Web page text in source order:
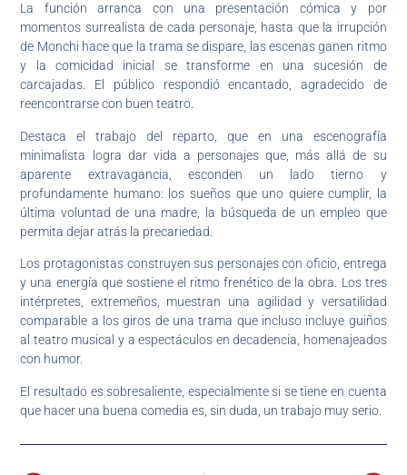
La función arranca con una presentación cómica y por
momentos surrealista de cada personaje, hasta que la irrupción
de Monchi hace que la trama se dispare, las escenas ganen ritmo
y la comicidad inicial se transforme en una sucesión de
carcajadas. El público respondió encantado, agradecido de
reencontrarse con buen teatro.
Destaca el trabajo del reparto, que en una escenografía
minimalista logra dar vida a personajes que, más allá de su
aparente extravagancia, esconden un lado tierno y
profundamente humano: los sueños que uno quiere cumplir, la
última voluntad de una madre, la búsqueda de un empleo que
permita dejar atrás la precariedad.
Los protagonistas construyen sus personajes con oficio, entrega
y una energía que sostiene el ritmo frenético de la obra. Los tres
intérpretes, extremeños, muestran una agilidad y versatilidad
comparable a los giros de una trama que incluso incluye guiños
al teatro musical y a espectáculos en decadencia, homenajeados
con humor.
El resultado es sobresaliente, especialmente si se tiene en cuenta
que hacer una buena comedia es, sin duda, un trabajo muy serio.